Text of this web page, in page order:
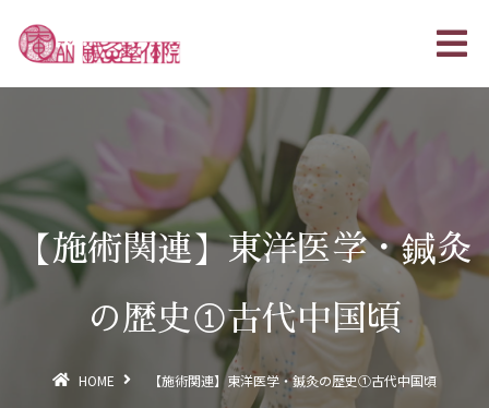
【施術関連】東洋医学・鍼灸
の歴史①古代中国頃
HOME 【施術関連】東洋医学・鍼灸の歴史①古代中国頃